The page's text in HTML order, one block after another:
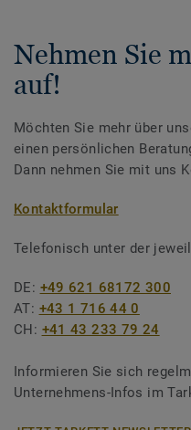
Nehmen Sie
auf!
Möchten Sie mehr über
einen persönlichen
Dann nehmen Sie mit uns
Kontaktformular
Telefonisch unter der
DE: +49 621 68172 300
AT: +43 1 716 44 0
CH: +41 43 233 79 24
Informieren Sie sich
Unternehmens-Infos im